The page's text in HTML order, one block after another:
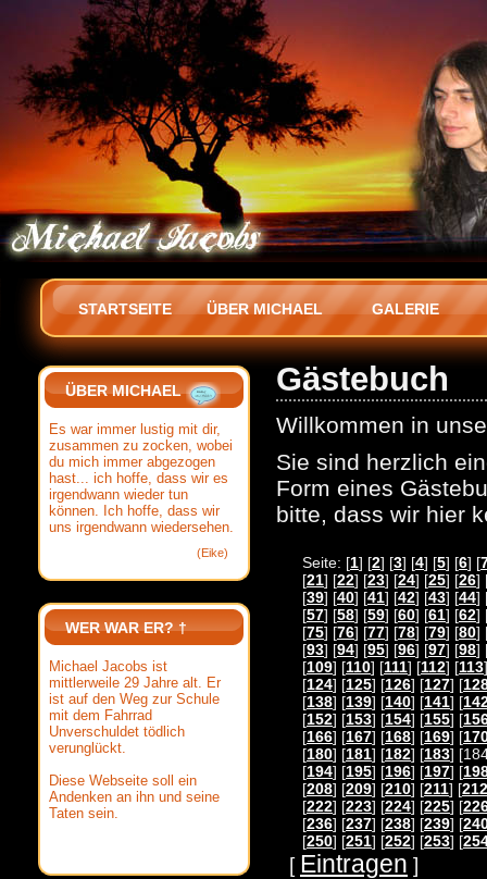
STARTSEITE ÜBER MICHAEL GALERIE
Gästebuch
Willkommen in
Sie sind herzlich
Form eines
bitte, dass wir hier
Seite: [1] [2] [3] [4] [5] [6] [
[21] [22] [23] [24] [25] [26]
[39] [40] [41] [42] [43] [44]
[57] [58] [59] [60] [61] [62]
[75] [76] [77] [78] [79] [80]
[93] [94] [95] [96] [97] [98]
[109] [110] [111] [112] [113
[124] [125] [126] [127] [
[138] [139] [140] [141] [
[152] [153] [154] [155] [
[166] [167] [168] [169] [
[180] [181] [182] [183]
[194] [195] [196] [197] [
[208] [209] [210] [211] [212
[222] [223] [224] [225] [
[236] [237] [238] [239] [
[250] [251] [252] [253] [
[ Eintragen ]
ÜBER MICHAEL
Es war immer lustig mit dir,
zusammen zu zocken, wobei
du mich immer abgezogen
hast... ich hoffe, dass wir es
irgendwann wieder tun
können. Ich hoffe, dass wir
uns irgendwann wiedersehen.
(Eike)
WER WAR ER? †
Michael Jacobs ist
mittlerweile 29 Jahre alt. Er
ist auf den Weg zur Schule
mit dem Fahrrad
Unverschuldet tödlich
verunglückt.
Diese Webseite soll ein
Andenken an ihn und seine
Taten sein.